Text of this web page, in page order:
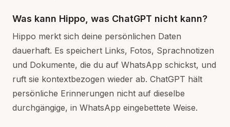
Was kann Hippo, was ChatGPT nicht kann?
Hippo merkt sich deine persönlichen Daten
dauerhaft. Es speichert Links, Fotos, Sprachnotizen
und Dokumente, die du auf WhatsApp schickst, und
ruft sie kontextbezogen wieder ab. ChatGPT hält
persönliche Erinnerungen nicht auf dieselbe
durchgängige, in WhatsApp eingebettete Weise.